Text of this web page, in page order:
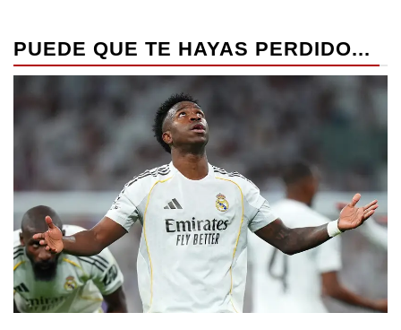
PUEDE QUE TE HAYAS PERDIDO...